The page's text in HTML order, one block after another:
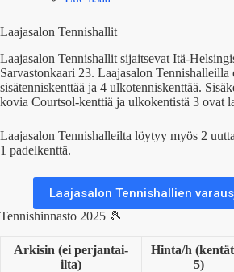
Laajasalon Tennishallit
Laajasalon Tennishallit sijaitsevat Itä-
Sarvastonkaari 23. Laajasalon Tennishalleilla
sisätenniskenttää ja 4 ulkotenniskenttää.
kovia Courtsol-kenttiä ja ulkokentistä 3 ovat
Laajasalon Tennishalleilta löytyy myös 2
1 padelkenttä.
Laajasalon Tennishallien
Tennishinnasto 2025 🎾
Arkisin (ei perjantai-
ilta)
Hinta/h
5)